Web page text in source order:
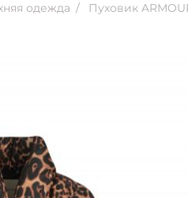
одежда Пуховик